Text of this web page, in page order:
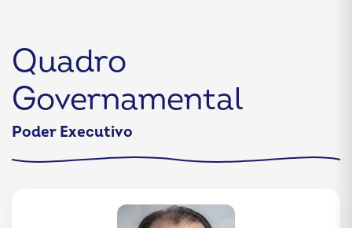
Quadro
Governamental
Poder Executivo